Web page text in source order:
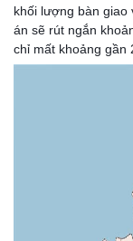
khối lượng bàn giao
án sẽ rút ngắn
chỉ mất khoảng gần